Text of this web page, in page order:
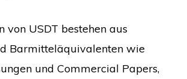
von USDT bestehen aus
Barmitteläquivalenten wie
und Commercial Papers,